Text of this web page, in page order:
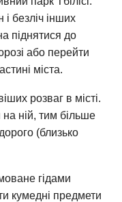
безліч інших
піднятися до
або перейти
міста.
розваг в місті.
ній, тим більше
(близько
гідами
кумедні предмети